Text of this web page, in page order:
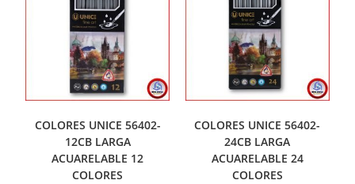
COLORES UNICE 56402-
12CB LARGA
ACUARELABLE 12
COLORES
COLORES UNICE 56402-
24CB LARGA
ACUARELABLE 24
COLORES